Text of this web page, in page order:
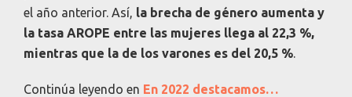
el año anterior. Así, la brecha de género aumenta y
la tasa AROPE entre las mujeres llega al 22,3 %,
mientras que la de los varones es del 20,5 %.
Continúa leyendo en En 2022 destacamos…